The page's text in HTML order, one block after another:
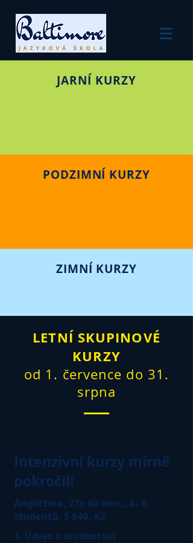
JARNÍ KURZY
PODZIMNÍ KURZY
ZIMNÍ KURZY
LETNÍ SKUPINOVÉ
KURZY
od 1. července do 31.
srpna
Intenzivní kurzy mírně
pokročilí
Angličtina, 27x 60 min., 4 - 8
studentů, 5 940,-Kč
1. Údaje o studentovi